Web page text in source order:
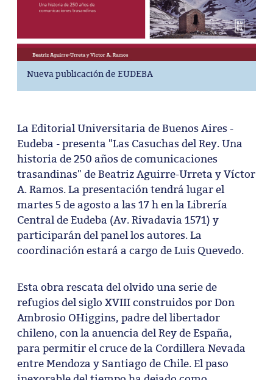
Nueva publicación de EUDEBA
La Editorial Universitaria de Buenos Aires -
Eudeba - presenta "Las Casuchas del Rey. Una
historia de 250 años de comunicaciones
trasandinas" de Beatriz Aguirre-Urreta y Víctor
A. Ramos. La presentación tendrá lugar el
martes 5 de agosto a las 17 h en la Librería
Central de Eudeba (Av. Rivadavia 1571) y
participarán del panel los autores. La
coordinación estará a cargo de Luis Quevedo.
Esta obra rescata del olvido una serie de
refugios del siglo XVIII construidos por Don
Ambrosio OHiggins, padre del libertador
chileno, con la anuencia del Rey de España,
para permitir el cruce de la Cordillera Nevada
entre Mendoza y Santiago de Chile. El paso